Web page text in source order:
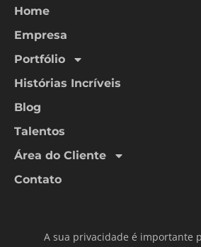
Home
Empresa
Portfólio
Histórias Incríveis
Blog
Talentos
Área do Cliente
Contato
A sua privacidade é importante